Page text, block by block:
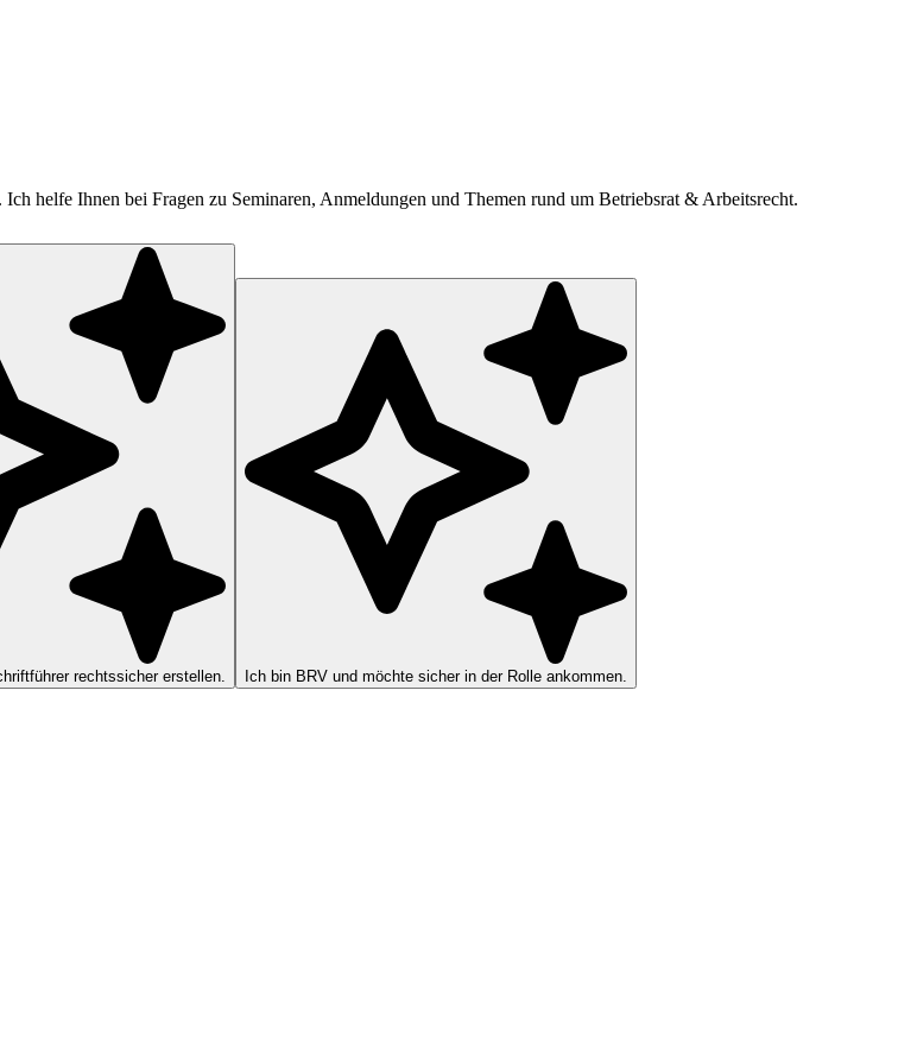
helfe Ihnen bei Fragen zu Seminaren, Anmeldungen und Themen rund um Betriebsrat & Arbeitsrecht.
rechtssicher erstellen. Ich bin BRV und möchte sicher in der Rolle ankommen.